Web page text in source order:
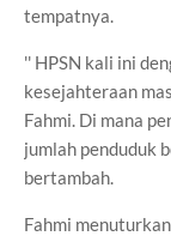
tempatnya.
'' HPSN kali ini
kesejahteraan
Fahmi. Di mana
jumlah penduduk
bertambah.
Fahmi